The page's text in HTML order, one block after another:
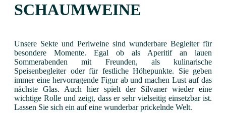
SCHAUMWEINE
Unsere Sekte und Perlweine sind wunderbare Begleiter für
besondere Momente. Egal ob als Aperitif an lauen
Sommerabenden mit Freunden, als kulinarische
Speisenbegleiter oder für festliche Höhepunkte. Sie geben
immer eine hervorragende Figur ab und machen Lust auf das
nächste Glas. Auch hier spielt der Silvaner wieder eine
wichtige Rolle und zeigt, dass er sehr vielseitig einsetzbar ist.
Lassen Sie sich ein auf eine wunderbar prickelnde Welt.